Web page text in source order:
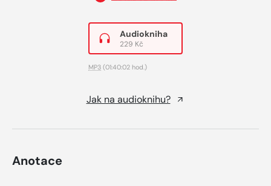
Audiokniha
229 Kč
MP3 (01:40:02 hod.)
Jak na audioknihu?
Anotace